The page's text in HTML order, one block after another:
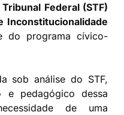
Federal (STF)
Inconstitucionalidade
do programa cívico-
sob análise do STF,
e pedagógico dessa
de uma